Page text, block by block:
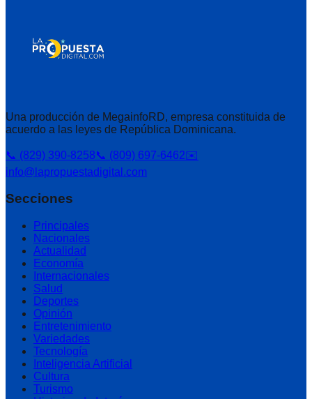
Una producción de MegainfoRD, empresa constituida de
acuerdo a las leyes de República Dominicana.
📞 (829) 390-8258📞 (809) 697-6462✉️
info@lapropuestadigital.com
Secciones
Principales
Nacionales
Actualidad
Economía
Internacionales
Salud
Deportes
Opinión
Entretenimiento
Variedades
Tecnología
Inteligencia Artificial
Cultura
Turismo